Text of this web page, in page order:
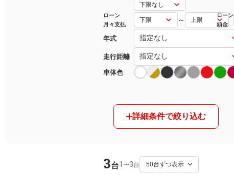
ローン
月々支払
～
ローン
頭金
年式
走行距離
車体色
詳細条件で絞り込む
3台1 〜3台